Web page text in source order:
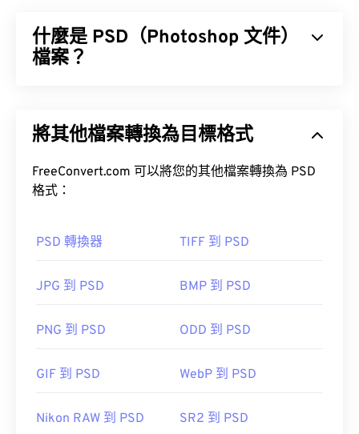
什麼是 PSD（Photoshop 文件）
檔案？
雜的圖形設計程式。
如何開啟 PSD 檔案？
GNU 影像處理程式（也稱為 GIMP）是 Adobe 產品
用。為了解決這個問題，PSD 通常會轉換為可以壓
將其他檔案轉換為目標格式
FreeConvert.com 可以將您的其他檔案轉換為 PSD
格式：
PSD 轉換器 TIFF 到 PSD
JPG 到 PSD BMP 到 PSD
PNG 到 PSD ODD 到 PSD
GIF 到 PSD WebP 到 PSD
Nikon RAW 到 PSD SR2 到 PSD